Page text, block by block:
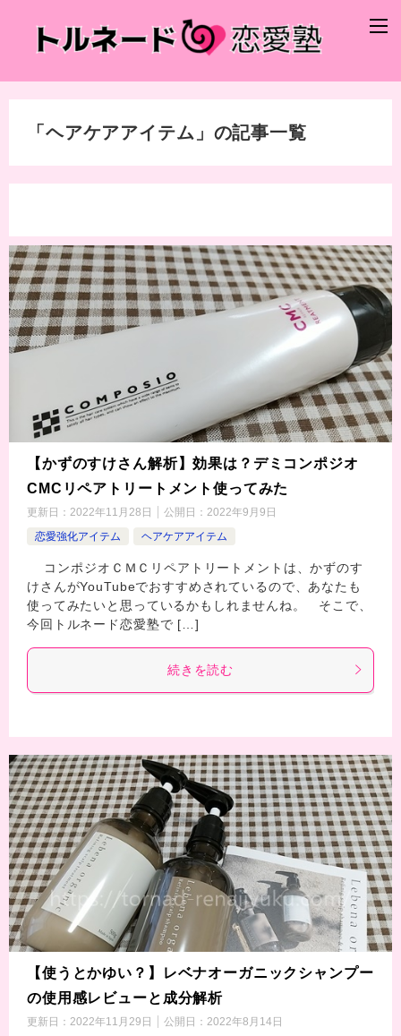
「ヘアケアアイテム」の記事一覧
【かずのすけさん解析】効果は？デミコンポジオ
CMCリペアトリートメント使ってみた
更新日： 2022年11月28日 公開日： 2022年9月9日
恋愛強化アイテム
ヘアケアアイテム
コンポジオＣＭＣリペアトリートメントは、かずのす
けさんがYouTubeでおすすめされているので、あなたも
使ってみたいと思っているかもしれませんね。 そこで、
今回トルネード恋愛塾で […]
続きを読む
【使うとかゆい？】レベナオーガニックシャンプー
の使用感レビューと成分解析
更新日： 2022年11月29日 公開日： 2022年8月14日